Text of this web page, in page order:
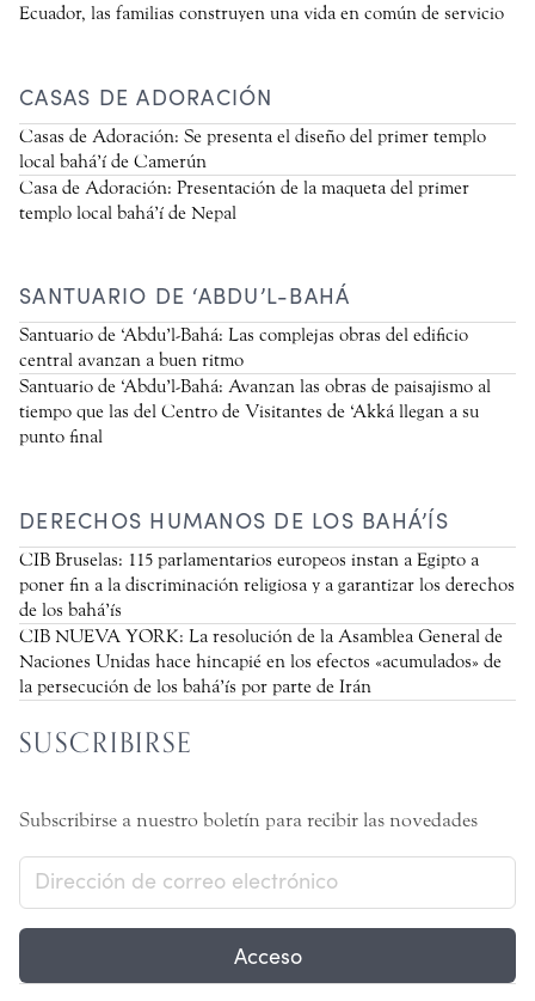
Ecuador, las familias construyen una vida en común de servicio
CASAS DE ADORACIÓN
Casas de Adoración: Se presenta el diseño del primer templo
local bahá’í de Camerún
Casa de Adoración: Presentación de la maqueta del primer
templo local bahá’í de Nepal
SANTUARIO DE ‘ABDU’L-BAHÁ
Santuario de ‘Abdu’l-Bahá: Las complejas obras del edificio
central avanzan a buen ritmo
Santuario de ‘Abdu’l-Bahá: Avanzan las obras de paisajismo al
tiempo que las del Centro de Visitantes de ‘Akká llegan a su
punto final
DERECHOS HUMANOS DE LOS BAHÁ’ÍS
CIB Bruselas: 115 parlamentarios europeos instan a Egipto a
poner fin a la discriminación religiosa y a garantizar los derechos
de los bahá’ís
CIB NUEVA YORK: La resolución de la Asamblea General de
Naciones Unidas hace hincapié en los efectos «acumulados» de
la persecución de los bahá’ís por parte de Irán
SUSCRIBIRSE
Subscribirse a nuestro boletín para recibir las novedades
Acceso